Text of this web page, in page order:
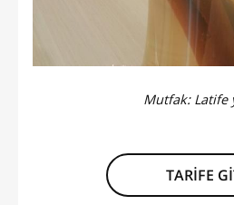
Mutfak: Latife
TARİFE